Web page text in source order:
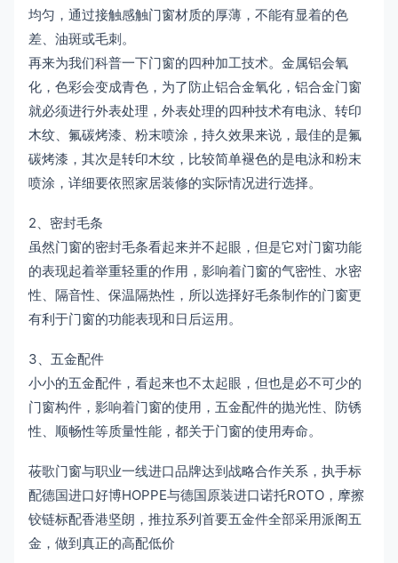
均匀，通过接触感触门窗材质的厚薄，不能有显着的色
差、油斑或毛刺。
再来为我们科普一下门窗的四种加工技术。金属铝会氧
化，色彩会变成青色，为了防止铝合金氧化，铝合金门窗
就必须进行外表处理，外表处理的四种技术有电泳、转印
木纹、氟碳烤漆、粉末喷涂，持久效果来说，最佳的是氟
碳烤漆，其次是转印木纹，比较简单褪色的是电泳和粉末
喷涂，详细要依照家居装修的实际情况进行选择。
2、密封毛条
虽然门窗的密封毛条看起来并不起眼，但是它对门窗功能
的表现起着举重轻重的作用，影响着门窗的气密性、水密
性、隔音性、保温隔热性，所以选择好毛条制作的门窗更
有利于门窗的功能表现和日后运用。
3、五金配件
小小的五金配件，看起来也不太起眼，但也是必不可少的
门窗构件，影响着门窗的使用，五金配件的抛光性、防锈
性、顺畅性等质量性能，都关于门窗的使用寿命。
莜歌门窗与职业一线进口品牌达到战略合作关系，执手标
配德国进口好博HOPPE与德国原装进口诺托ROTO，摩擦
铰链标配香港坚朗，推拉系列首要五金件全部采用派阁五
金，做到真正的高配低价